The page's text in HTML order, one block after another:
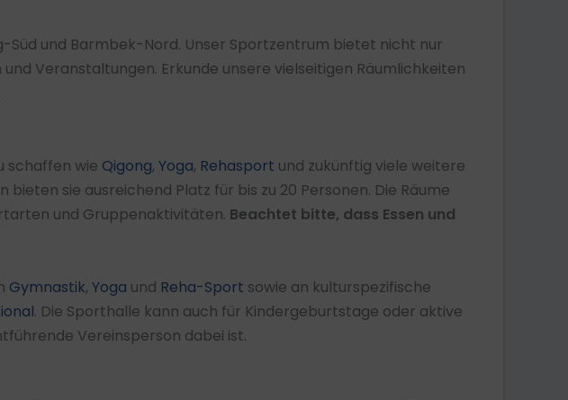
und Barmbek-Nord. Unser Sportzentrum bietet nicht nur
Veranstaltungen. Erkunde unsere vielseitigen Räumlichkeiten
schaffen wie Qigong, Yoga, Rehasport und zukünftig viele weitere
sie ausreichend Platz für bis zu 20 Personen. Die Räume
und Gruppenaktivitäten. Beachtet bitte, dass Essen und
Gymnastik, Yoga und Reha-Sport sowie an kulturspezifische
. Die Sporthalle kann auch für Kindergeburtstage oder aktive
Vereinsperson dabei ist.